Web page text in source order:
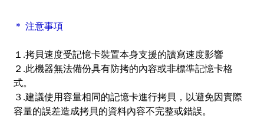
＊ 注意事項
１.拷貝速度受記憶卡裝置本身支援的讀寫速度影響
２.此機器無法備份具有防拷的內容或非標準記憶卡格
式。
３.建議使用容量相同的記憶卡進行拷貝，以避免因實際
容量的誤差造成拷貝的資料內容不完整或錯誤。